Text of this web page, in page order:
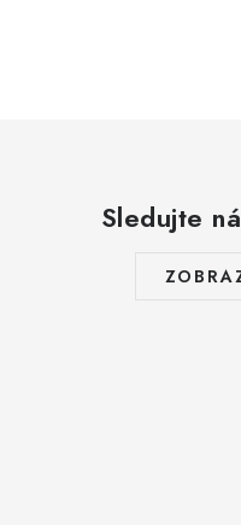
Sledujte